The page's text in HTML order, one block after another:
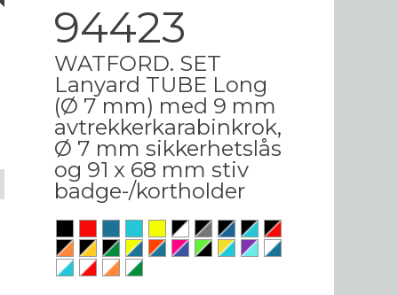
94423
WATFORD. SET
Lanyard TUBE Long
(Ø 7 mm) med 9 mm
avtrekkerkarabinkrok,
Ø 7 mm sikkerhetslås
og 91 x 68 mm stiv
badge-/kortholder